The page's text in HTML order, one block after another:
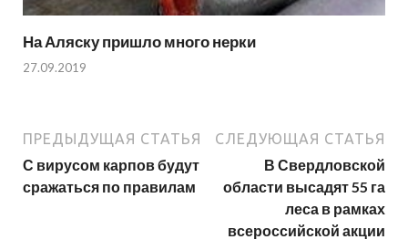
На Аляску пришло много нерки
27.09.2019
ПРЕДЫДУЩАЯ СТАТЬЯ
С вирусом карпов будут
сражаться по правилам
СЛЕДУЮЩАЯ СТАТЬЯ
В Свердловской
области высадят 55 га
леса в рамках
всероссийской акции